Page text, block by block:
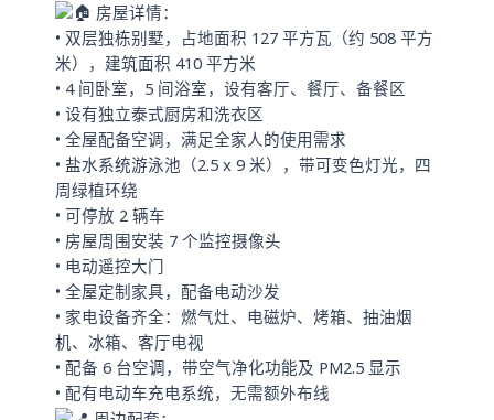
房屋详情：
• 双层独栋别墅，占地面积 127 平方瓦（约 508 平方
米），建筑面积 410 平方米
• 4 间卧室，5 间浴室，设有客厅、餐厅、备餐区
• 设有独立泰式厨房和洗衣区
• 全屋配备空调，满足全家人的使用需求
• 盐水系统游泳池（2.5 x 9 米），带可变色灯光，四
周绿植环绕
• 可停放 2 辆车
• 房屋周围安装 7 个监控摄像头
• 电动遥控大门
• 全屋定制家具，配备电动沙发
• 家电设备齐全：燃气灶、电磁炉、烤箱、抽油烟
机、冰箱、客厅电视
• 配备 6 台空调，带空气净化功能及 PM2.5 显示
• 配有电动车充电系统，无需额外布线